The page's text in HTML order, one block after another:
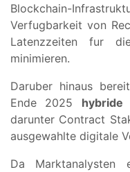
Blockchain-
Verfugbarkeit von
Latenzzeiten fur
minimieren.
Daruber hinaus
Ende 2025 hybride
darunter Contract
ausgewahlte digitale
Da Marktanalysten